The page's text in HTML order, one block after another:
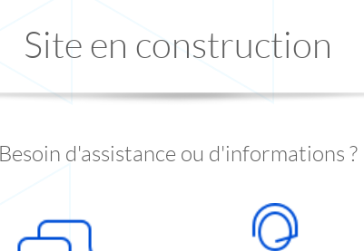
Site en construction
Besoin d'assistance ou d'informations ?